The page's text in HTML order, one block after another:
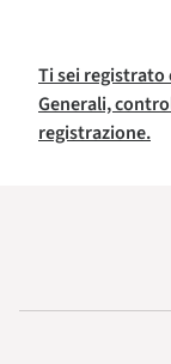
Ti sei registrato
Generali,
registrazione.